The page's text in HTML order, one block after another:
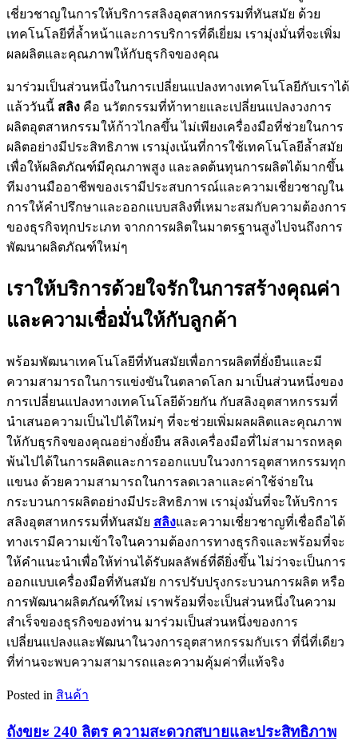
เชี่ยวชาญในการให้บริการสลิงอุตสาหกรรมที่ทันสมัย ด้วย
เทคโนโลยีที่ล้ำหน้าและการบริการที่ดีเยี่ยม เรามุ่งมั่นที่จะเพิ่ม
ผลผลิตและคุณภาพให้กับธุรกิจของคุณ
มาร่วมเป็นส่วนหนึ่งในการเปลี่ยนแปลงทางเทคโนโลยีกับเราได้
แล้ววันนี้ สลิง คือ นวัตกรรมที่ท้าทายและเปลี่ยนแปลงวงการ
ผลิตอุตสาหกรรมให้ก้าวไกลขึ้น ไม่เพียงเครื่องมือที่ช่วยในการ
ผลิตอย่างมีประสิทธิภาพ เรามุ่งเน้นที่การใช้เทคโนโลยีล้ำสมัย
เพื่อให้ผลิตภัณฑ์มีคุณภาพสูง และลดต้นทุนการผลิตได้มากขึ้น
ทีมงานมืออาชีพของเรามีประสบการณ์และความเชี่ยวชาญใน
การให้คำปรึกษาและออกแบบสลิงที่เหมาะสมกับความต้องการ
ของธุรกิจทุกประเภท จากการผลิตในมาตรฐานสูงไปจนถึงการ
พัฒนาผลิตภัณฑ์ใหม่ๆ
เราให้บริการด้วยใจรักในการสร้างคุณค่า
และความเชื่อมั่นให้กับลูกค้า
พร้อมพัฒนาเทคโนโลยีที่ทันสมัยเพื่อการผลิตที่ยั่งยืนและมี
ความสามารถในการแข่งขันในตลาดโลก มาเป็นส่วนหนึ่งของ
การเปลี่ยนแปลงทางเทคโนโลยีด้วยกัน กับสลิงอุตสาหกรรมที่
นำเสนอความเป็นไปได้ใหม่ๆ ที่จะช่วยเพิ่มผลผลิตและคุณภาพ
ให้กับธุรกิจของคุณอย่างยั่งยืน สลิงเครื่องมือที่ไม่สามารถหลุด
พ้นไปได้ในการผลิตและการออกแบบในวงการอุตสาหกรรมทุก
แขนง ด้วยความสามารถในการลดเวลาและค่าใช้จ่ายใน
กระบวนการผลิตอย่างมีประสิทธิภาพ เรามุ่งมั่นที่จะให้บริการ
สลิงอุตสาหกรรมที่ทันสมัย สลิงและความเชี่ยวชาญที่เชื่อถือได้
ทางเรามีความเข้าใจในความต้องการทางธุรกิจและพร้อมที่จะ
ให้คำแนะนำเพื่อให้ท่านได้รับผลลัพธ์ที่ดียิ่งขึ้น ไม่ว่าจะเป็นการ
ออกแบบเครื่องมือที่ทันสมัย การปรับปรุงกระบวนการผลิต หรือ
การพัฒนาผลิตภัณฑ์ใหม่ เราพร้อมที่จะเป็นส่วนหนึ่งในความ
สำเร็จของธุรกิจของท่าน มาร่วมเป็นส่วนหนึ่งของการ
เปลี่ยนแปลงและพัฒนาในวงการอุตสาหกรรมกับเรา ที่นี่ที่เดียว
ที่ท่านจะพบความสามารถและความคุ้มค่าที่แท้จริง
Posted in สินค้า
ถังขยะ 240 ลิตร ความสะดวกสบายและประสิทธิภาพ